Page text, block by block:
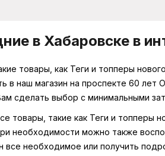
в Хабаровске в
товары, как Теги и топперы
в наш магазин на проспекте 60
сделать выбор с минимальными
товары, такие как Теги и
необходимости можно также
все необходимое или получить